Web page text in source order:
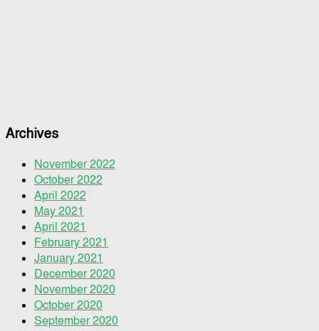
Archives
November 2022
October 2022
April 2022
May 2021
April 2021
February 2021
January 2021
December 2020
November 2020
October 2020
September 2020